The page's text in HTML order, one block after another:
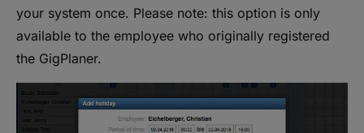
your system once. Please note: this option is only
available to the employee who originally registered
the GigPlaner.